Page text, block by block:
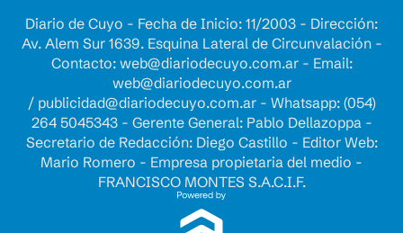
Diario de Cuyo - Fecha de Inicio: 11/2003 - Dirección:
Av. Alem Sur 1639. Esquina Lateral de Circunvalación -
Contacto: web@diariodecuyo.com.ar- Email:
web@diariodecuyo.com.ar
/ publicidad@diariodecuyo.com.ar- Whatsapp: (054)
264 5045343 - Gerente General: Pablo Dellazoppa -
Secretario de Redacción: Diego Castillo - Editor Web:
Mario Romero - Empresa propietaria del medio -
FRANCISCO MONTES S.A.C.I.F.